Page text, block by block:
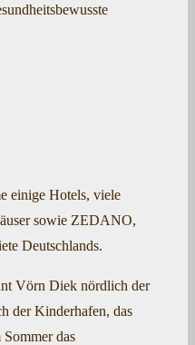
einige Hotels, viele
sowie ZEDANO,
Deutschlands.
Vörn Diek nördlich der
der Kinderhafen, das
das